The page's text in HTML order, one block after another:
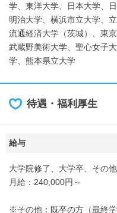
学、東洋大学、日本大学、
明治大学、横浜市立大学、
流通経済大学（茨城）、東
武蔵野美術大学、聖心女子
学、熊本県立大学
待遇・福利厚生
給与
大学院修了、大学卒、その他
月給：240,000円～
※その他：既卒の方（最終